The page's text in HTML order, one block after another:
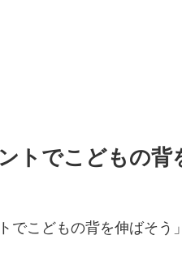
トでこどもの背
でこどもの背を伸ばそ